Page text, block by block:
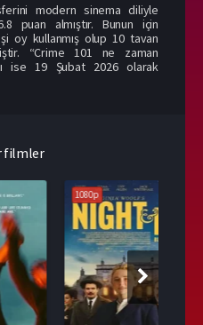
modern sinema diliyle
puan almıştır. Bunun için
oy kullanmış olup 10 tavan
“Crime 101 ne zaman
ise 19 Şubat 2026 olarak
filmler
1080p